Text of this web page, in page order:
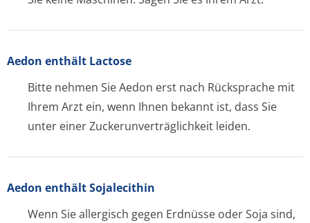
Aedon enthält Lactose
Bitte nehmen Sie Aedon erst nach Rücksprache mit
Ihrem Arzt ein, wenn Ihnen bekannt ist, dass Sie
unter einer Zuckerunverträglichke­it leiden.
Aedon enthält Sojalecithin
Wenn Sie allergisch gegen Erdnüsse oder Soja sind,